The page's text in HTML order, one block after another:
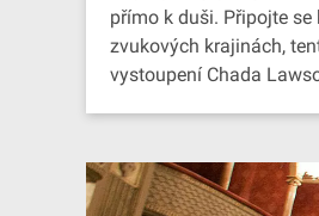
přímo k duši. Připojte
zvukových krajinách,
vystoupení Chada